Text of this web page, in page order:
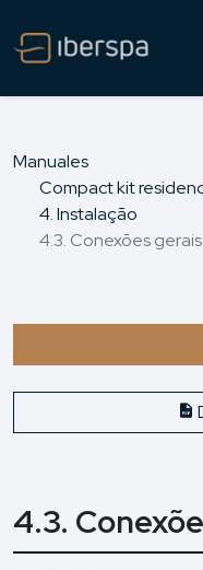
Manuales
Compact kit
4. Instalação
4.3. Conexões gerais
4.3.